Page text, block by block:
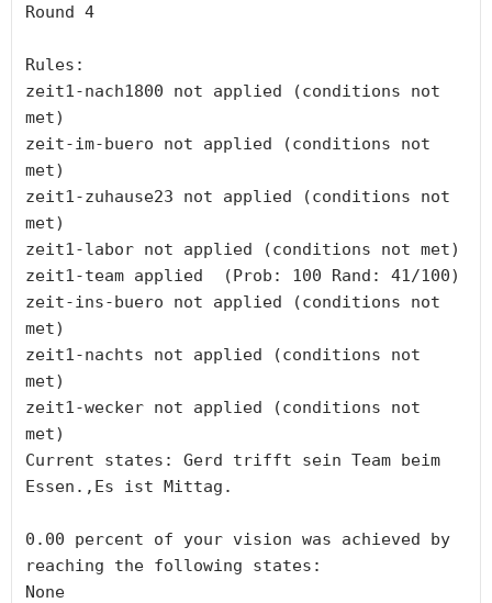
Round 4
Rules:
zeit1-nach1800 not applied (conditions not
met)
zeit-im-buero not applied (conditions not
met)
zeit1-zuhause23 not applied (conditions not
met)
zeit1-labor not applied (conditions not met)
zeit1-team applied  (Prob: 100 Rand: 41/100)
zeit-ins-buero not applied (conditions not
met)
zeit1-nachts not applied (conditions not
met)
zeit1-wecker not applied (conditions not
met)
Current states: Gerd trifft sein Team beim
Essen.,Es ist Mittag.
0.00 percent of your vision was achieved by
reaching the following states:
None